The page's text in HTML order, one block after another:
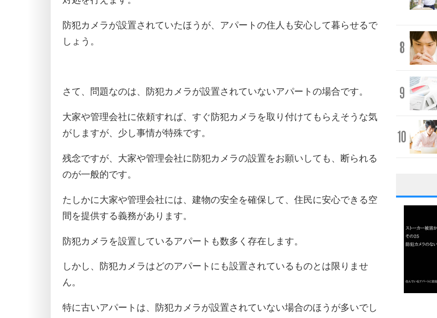
防犯カメラが設置されていたほうが、アパートの住人も安心して暮らせるで
しょう。
さて、問題なのは、防犯カメラが設置されていないアパートの場合です。
大家や管理会社に依頼すれば、すぐ防犯カメラを取り付けてもらえそうな気
がしますが、少し事情が特殊です。
残念ですが、大家や管理会社に防犯カメラの設置をお願いしても、断られる
のが一般的です。
たしかに大家や管理会社には、建物の安全を確保して、住民に安心できる空
間を提供する義務があります。
防犯カメラを設置しているアパートも数多く存在します。
しかし、防犯カメラはどのアパートにも設置されているものとは限りませ
ん。
特に古いアパートは、防犯カメラが設置されていない場合のほうが多いでし
8
9
10
1
3